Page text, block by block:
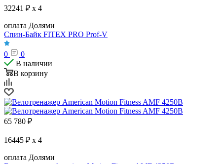
32241 ₽ x 4
оплата Долями
Спин-Байк FITEX PRO Prof-V
0
0
В наличии
В корзину
65 780 ₽
16445 ₽ x 4
оплата Долями